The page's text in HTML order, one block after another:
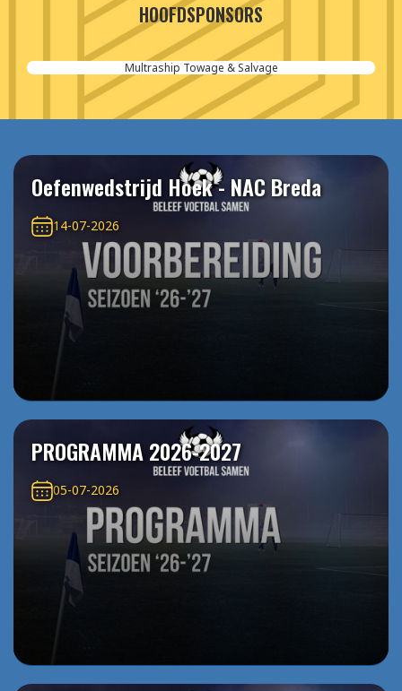
HOOFDSPONSORS
Aannemersbedrijf van der Poel
Oefenwedstrijd Hoek - NAC Breda
14-07-2026
PROGRAMMA 2026-2027
05-07-2026